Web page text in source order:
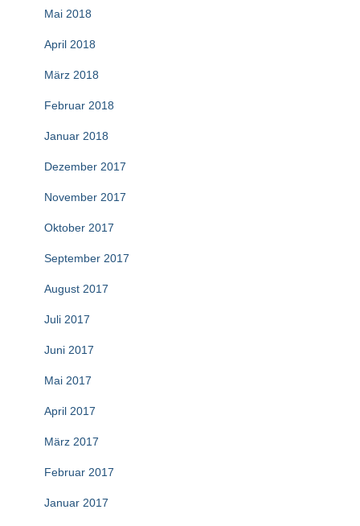
Mai 2018
April 2018
März 2018
Februar 2018
Januar 2018
Dezember 2017
November 2017
Oktober 2017
September 2017
August 2017
Juli 2017
Juni 2017
Mai 2017
April 2017
März 2017
Februar 2017
Januar 2017